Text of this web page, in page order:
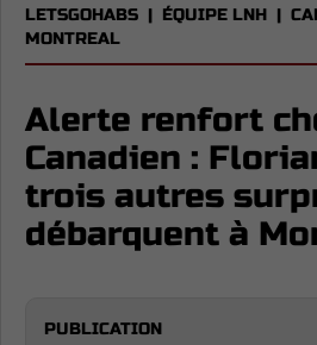
LETSGOHABS | ÉQUIPE LNH |
MONTREAL
Alerte renfort
Canadien :
trois autres
débarquent à
PUBLICATION